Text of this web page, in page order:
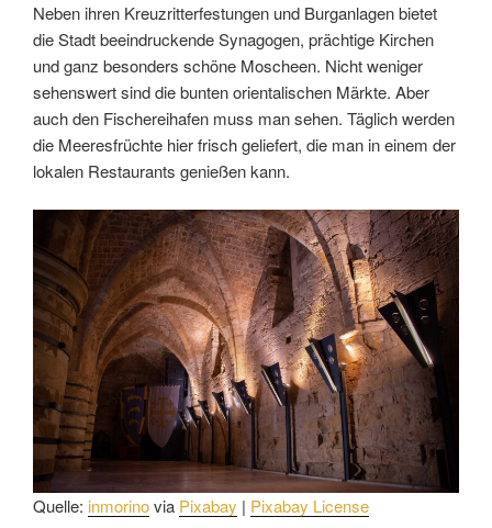
Neben ihren Kreuzritterfestungen und Burganlagen bietet
die Stadt beeindruckende Synagogen, prächtige Kirchen
und ganz besonders schöne Moscheen. Nicht weniger
sehenswert sind die bunten orientalischen Märkte. Aber
auch den Fischereihafen muss man sehen. Täglich werden
die Meeresfrüchte hier frisch geliefert, die man in einem der
lokalen Restaurants genießen kann.
Quelle: inmorinovia Pixabay | Pixabay License